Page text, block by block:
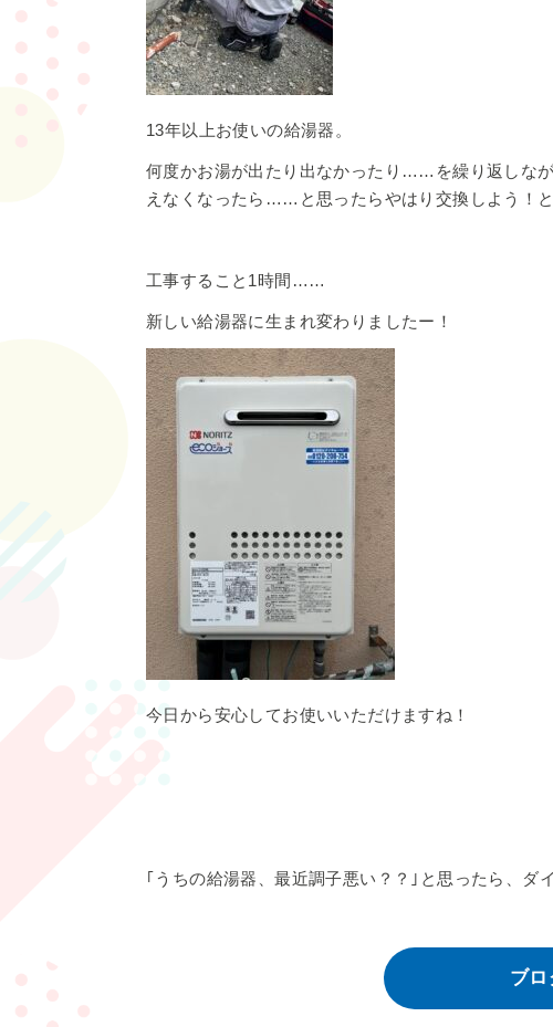
13年以上お使いの給湯器。
何度かお湯が出たり出なかったり……を繰り返しな
えなくなったら……と思ったらやはり交換しよう！と
工事すること1時間……
新しい給湯器に生まれ変わりましたー！
今日から安心してお使いいただけますね！
｢うちの給湯器、最近調子悪い？？｣と思ったら、ダ
ブ